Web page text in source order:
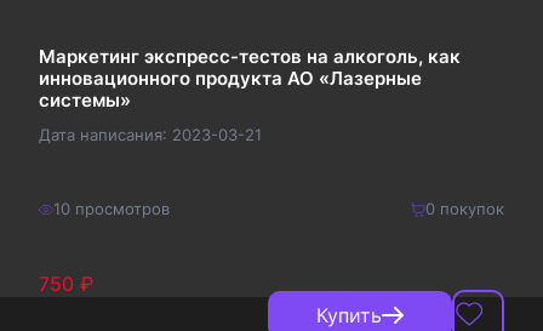
Маркетинг экспресс-тестов на алкоголь, как
инновационного продукта АО «Лазерные
системы»
Дата написания: 2023-03-21
10 просмотров 0покупок
750 ₽
Купить